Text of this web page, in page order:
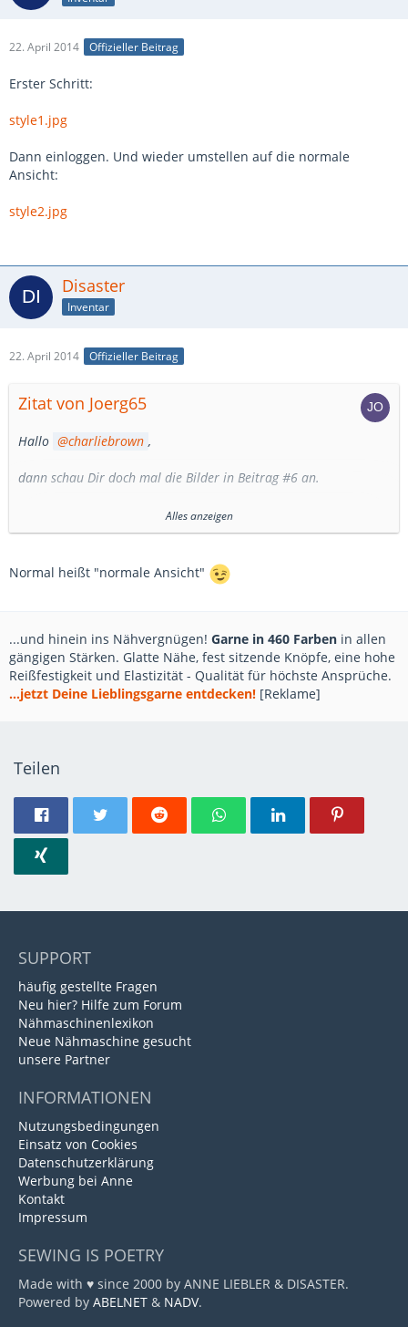
22. April 2014 Offizieller Beitrag
Erster Schritt:
style1.jpg
Dann einloggen. Und wieder umstellen auf die normale
Ansicht:
style2.jpg
Disaster
Inventar
22. April 2014 Offizieller Beitrag
Zitat von Joerg65
Hallo charliebrown ,
dann schau Dir doch mal die Bilder in Beitrag #6 an.
("Normal" heißt in der Normalansicht "--HS2" ...)
Alles anzeigen
Normal heißt "normale Ansicht"
...und hinein ins Nähvergnügen! Garne in 460 Farben in allen
gängigen Stärken. Glatte Nähe, fest sitzende Knöpfe, eine hohe
Reißfestigkeit und Elastizität - Qualität für höchste Ansprüche.
...jetzt Deine Lieblingsgarne entdecken! [Reklame]
Teilen
SUPPORT
häufig gestellte Fragen
Neu hier? Hilfe zum Forum
Nähmaschinenlexikon
Neue Nähmaschine gesucht
unsere Partner
INFORMATIONEN
Nutzungsbedingungen
Einsatz von Cookies
Datenschutzerklärung
Werbung bei Anne
Kontakt
Impressum
SEWING IS POETRY
Made with ♥ since 2000 by ANNE LIEBLER & DISASTER.
Powered by ABELNET & NADV.